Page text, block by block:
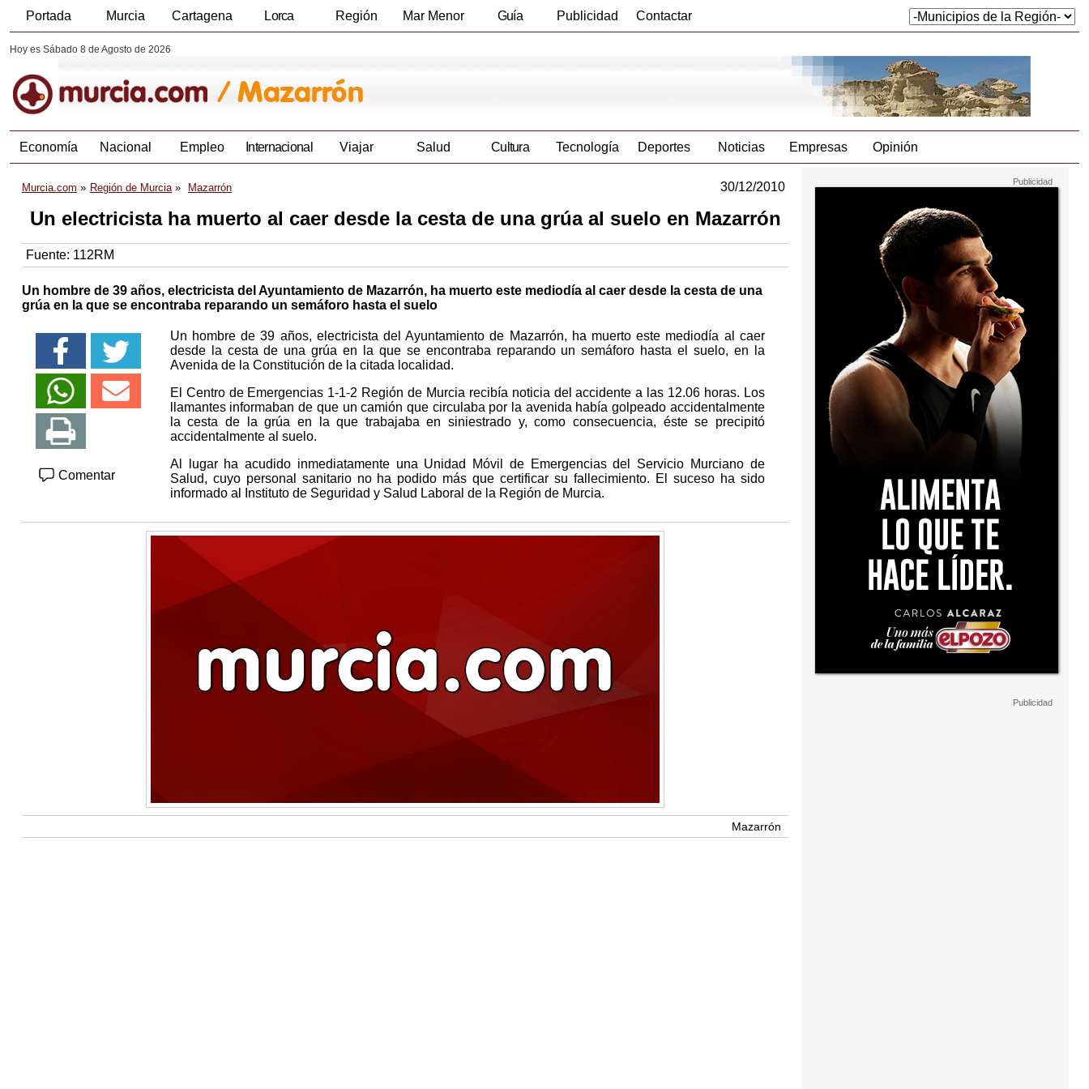
Portada Murcia Cartagena Lorca Región Mar Menor Guía Publicidad Contactar
Hoy es Sábado 8 de Agosto de 2026
Economía Nacional Empleo Internacional Viajar Salud Cultura Tecnología Deportes Noticias Empresas Opinión
Murcia.com Región de Murcia Mazarrón 30/12/2010
Un electricista ha muerto al caer desde la cesta de una grúa al suelo en Mazarrón
Fuente: 112RM
Un hombre de 39 años, electricista del Ayuntamiento de Mazarrón, ha muerto este mediodía al caer desde la cesta de una
grúa en la que se encontraba reparando un semáforo hasta el suelo
Comentar
Un hombre de 39 años, electricista del Ayuntamiento de Mazarrón, ha muerto este mediodía al caer
desde la cesta de una grúa en la que se encontraba reparando un semáforo hasta el suelo, en la
Avenida de la Constitución de la citada localidad.
El Centro de Emergencias 1-1-2 Región de Murcia recibía noticia del accidente a las 12.06 horas. Los
llamantes informaban de que un camión que circulaba por la avenida había golpeado accidentalmente
la cesta de la grúa en la que trabajaba en siniestrado y, como consecuencia, éste se precipitó
accidentalmente al suelo.
Al lugar ha acudido inmediatamente una Unidad Móvil de Emergencias del Servicio Murciano de
Salud, cuyo personal sanitario no ha podido más que certificar su fallecimiento. El suceso ha sido
informado al Instituto de Seguridad y Salud Laboral de la Región de Murcia.
Mazarrón